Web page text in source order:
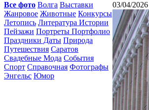
Все фото Волга Выставки
Жанровое Животные Конкурсы
Летопись Литература Истории
Пейзажи Портреты Портфолио
Праздники Даты Природа
Путешествия Саратов
Свадебные Мода События
Спорт Справочная Фотографы
Энгельс Юмор
03/04/